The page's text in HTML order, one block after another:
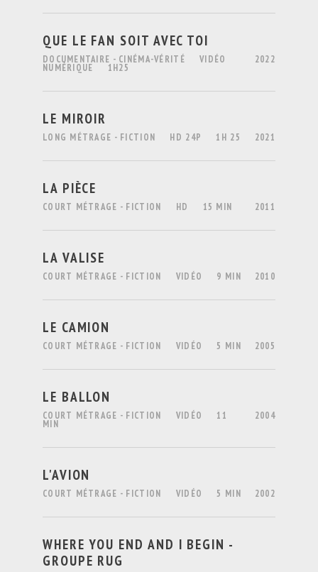
QUE LE FAN SOIT AVEC TOI
DOCUMENTAIRE - CINÉMA-VÉRITÉ VIDÉO
NUMÉRIQUE 1H25
2022
LE MIROIR
LONG MÉTRAGE - FICTION HD 24P 1H 25 2021
LA PIÈCE
COURT MÉTRAGE - FICTION HD 15 MIN 2011
LA VALISE
COURT MÉTRAGE - FICTION VIDÉO 9 MIN 2010
LE CAMION
COURT MÉTRAGE - FICTION VIDÉO 5 MIN 2005
LE BALLON
COURT MÉTRAGE - FICTION VIDÉO 11
MIN
2004
L'AVION
COURT MÉTRAGE - FICTION VIDÉO 5 MIN 2002
WHERE YOU END AND I BEGIN -
GROUPE RUG